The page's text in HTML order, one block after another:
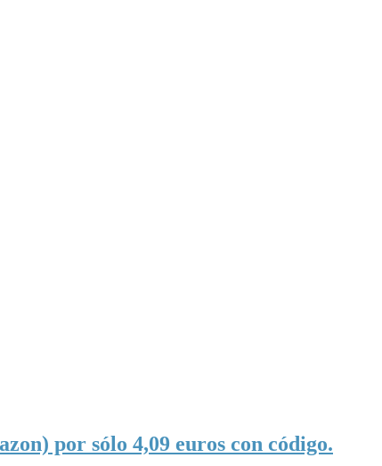
por sólo 4,09 euros con código.